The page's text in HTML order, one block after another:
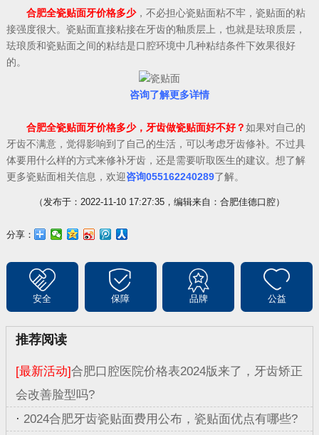
合肥全瓷贴面牙价格多少，不必担心瓷贴面粘不牢，瓷贴面的粘
接强度很大。瓷贴面直接粘接在牙齿的釉质层上，也就是珐琅质层，
珐琅质和瓷贴面之间的粘结是口腔环境中几种粘结条件下效果很好
的。
咨询了解更多详情
合肥全瓷贴面牙价格多少，牙齿做瓷贴面好不好？如果对自己的
牙齿不满意，觉得影响到了自己的生活，可以考虑牙齿修补。不过具
体要用什么样的方式来修补牙齿，还是需要听取医生的建议。想了解
更多瓷贴面相关信息，欢迎咨询055162240289了解。
（发布于：2022-11-10 17:27:35，编辑来自：合肥佳德口腔）
分享：
安全 保障 品牌 公益
推荐阅读
[最新活动]合肥口腔医院价格表2024版来了，牙齿矫正
会改善脸型吗?
· 2024合肥牙齿瓷贴面费用公布，瓷贴面优点有哪些?